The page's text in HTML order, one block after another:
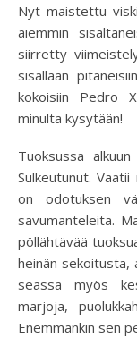
Nyt maistettu
aiemmin
siirretty
sisällään
kokoisiin Pedro
minulta kysytään!
Tuoksussa
Sulkeutunut.
on odotuksen
savumanteleita.
pöllähtävää
heinän sekoitusta,
seassa myös
marjoja,
Enemmänkin sen